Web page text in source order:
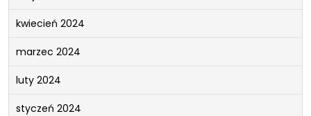
kwiecień 2024
marzec 2024
luty 2024
styczeń 2024